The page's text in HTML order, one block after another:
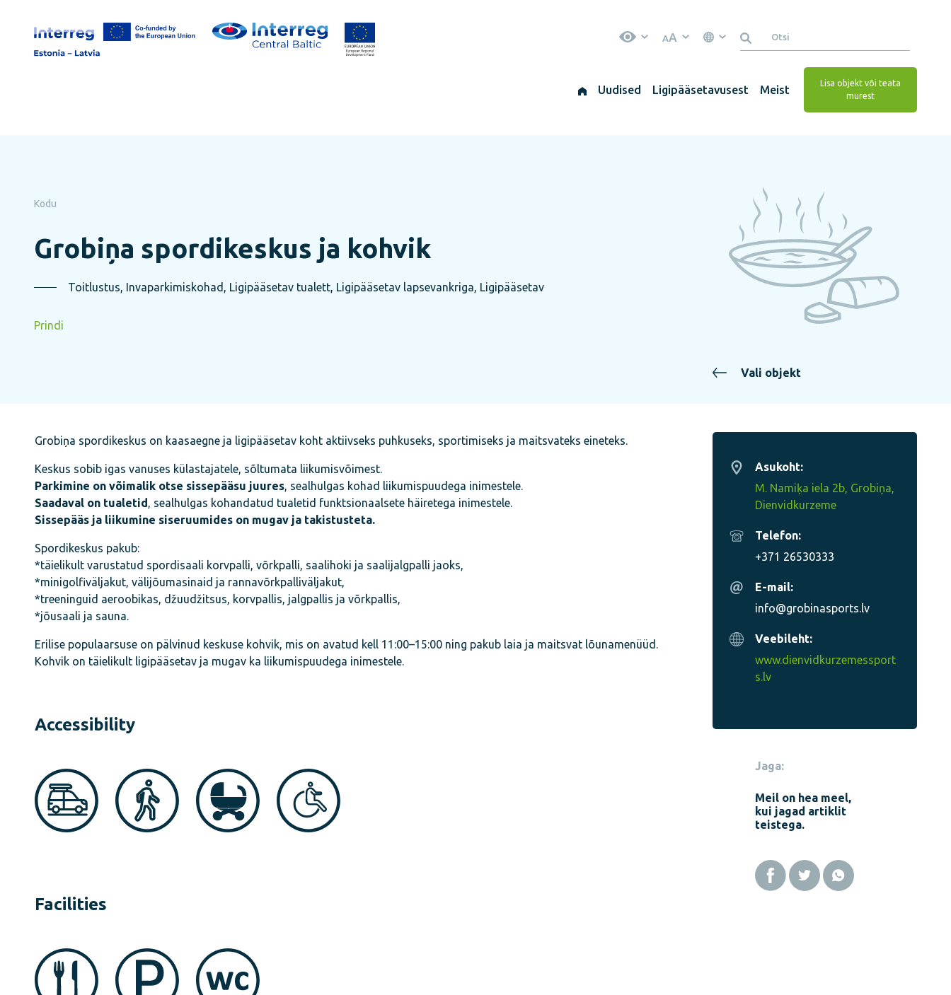
AA
Uudised Ligipääsetavusest Meist
Lisa objekt või teata
murest
Kodu
Grobiņa spordikeskus ja kohvik
Toitlustus, Invaparkimiskohad, Ligipääsetav tualett, Ligipääsetav lapsevankriga, Ligipääsetav
Prindi
Vali objekt
Grobiņa spordikeskus on kaasaegne ja ligipääsetav koht aktiivseks puhkuseks, sportimiseks ja maitsvateks eineteks.
Keskus sobib igas vanuses külastajatele, sõltumata liikumisvõimest.
Parkimine on võimalik otse sissepääsu juures, sealhulgas kohad liikumispuudega inimestele.
Saadaval on tualetid, sealhulgas kohandatud tualetid funktsionaalsete häiretega inimestele.
Sissepääs ja liikumine siseruumides on mugav ja takistusteta.
Spordikeskus pakub:
*täielikult varustatud spordisaali korvpalli, võrkpalli, saalihoki ja saalijalgpalli jaoks,
*minigolfiväljakut, välijõumasinaid ja rannavõrkpalliväljakut,
*treeninguid aeroobikas, džuudžitsus, korvpallis, jalgpallis ja võrkpallis,
*jõusaali ja sauna.
Erilise populaarsuse on pälvinud keskuse kohvik, mis on avatud kell 11:00–15:00 ning pakub laia ja maitsvat lõunamenüüd.
Kohvik on täielikult ligipääsetav ja mugav ka liikumispuudega inimestele.
Accessibility
Facilities
Asukoht:
M. Namiķa iela 2b, Grobiņa,
Dienvidkurzeme
Telefon:
+371 26530333
E-mail:
info@grobinasports.lv
Veebileht:
www.dienvidkurzemessport
s.lv
Jaga:
Meil on hea meel,
kui jagad artiklit
teistega.